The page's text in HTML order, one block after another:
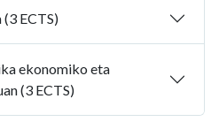
ECTS)
ekonomiko eta
(3 ECTS)